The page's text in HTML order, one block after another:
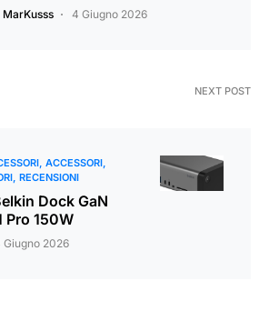
MarKusss 4 Giugno 2026
NEXT POST
ACCESSORI
RECENSIONI
Dock GaN
Pro 150W
Giugno 2026